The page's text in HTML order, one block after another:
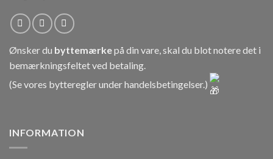
Ønsker du byttemærkepå din vare, skal du blot notere det i
bemærkningsfeltet ved betaling.
(Se vores bytteregler underhandelsbetingelser.)
INFORMATION